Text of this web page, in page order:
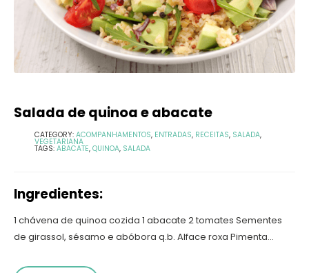
Salada de quinoa e abacate
CATEGORY: ACOMPANHAMENTOS, ENTRADAS, RECEITAS, SALADA,
VEGETARIANA
TAGS: ABACATE, QUINOA, SALADA
Ingredientes:
1 chávena de quinoa cozida 1 abacate 2 tomates Sementes
de girassol, sésamo e abóbora q.b. Alface roxa Pimenta...